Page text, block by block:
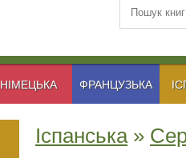
НІМЕЦЬКА ФРАНЦУЗЬКА
Іспанська»